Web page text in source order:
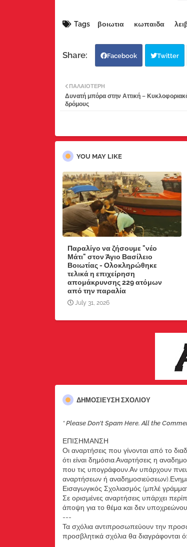
Tags βοιωτια κωπαιδα
Facebook Twitter
ΠΑΛΑΙΌΤΕΡΗ
Δυνατή μπόρα στην Αττική –
δρόμους
YOU MAY LIKE
Παραλίγο να ζήσουμε "νέο
Μάτι" στον Άγιο Βασίλειο
Βοιωτίας - Ολοκληρώθηκε
τελικά η επιχείρηση
απομάκρυνσης 229 ατόμων
από την παραλία
July 31, 2026
ΔΗΜΟΣΊΕΥΣΗ ΣΧΟΛΊΟΥ
* Please Don't Spam Here. All the
ΕΠΙΣΗΜΑΝΣΗ
Οι αναρτήσεις που γίνονται από το
ότι είναι δημόσια.Αναρτήσεις η
που τις υπογράφουν.Αν υπάρχουν
αναρτήσεων ή
Εισαγωγικός Σχολιασμός (μπλέ
Σε ορισμένες αναρτήσεις υπάρχει
άποψη για το θέμα και δεν
---
Τα σχόλια αντιπροσωπεύουν την
προσβλητικά σχόλια θα διαγράφονται